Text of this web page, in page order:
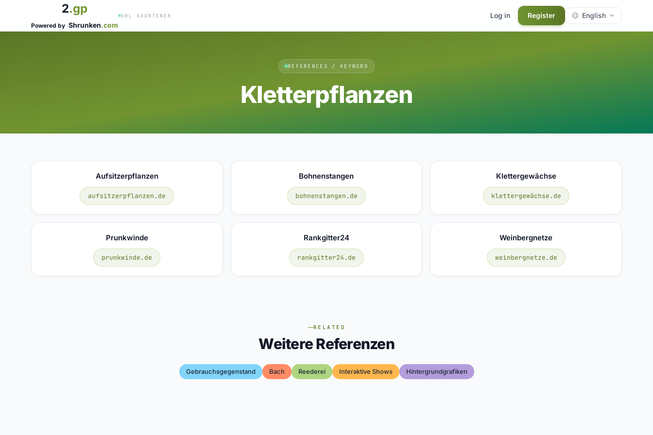
2.gp
Powered by Shrunken.com
URL SHORTENER Log in Register English
REFERENCES / KEYWORD
Kletterpflanzen
Aufsitzerpflanzen
aufsitzerpflanzen.de
Bohnenstangen
bohnenstangen.de
Klettergewächse
klettergewächse.de
Prunkwinde
prunkwinde.de
Rankgitter24
rankgitter24.de
Weinbergnetze
weinbergnetze.de
RELATED
Weitere Referenzen
Gebrauchsgegenstand Bach Reederei Interaktive Shows Hintergrundgrafiken